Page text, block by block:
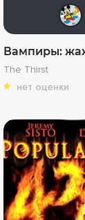
Вампиры:
The Thirst
нет оценки